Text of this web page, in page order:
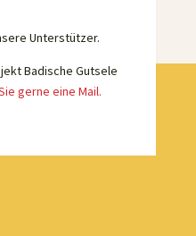
Unterstützer.
Badische Gutsele
gerne eine Mail.